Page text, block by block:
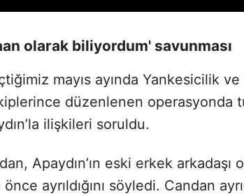
olarak biliyordum' savunması
mayıs ayında Yankesicilik ve
düzenlenen operasyonda
ilişkileri soruldu.
Apaydın’ın eski erkek
ayrıldığını söyledi. Candan